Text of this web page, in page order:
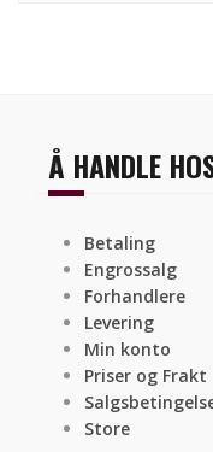
Å HANDLE
Betaling
Engrossalg
Forhandlere
Levering
Min konto
Priser og Frakt
Store